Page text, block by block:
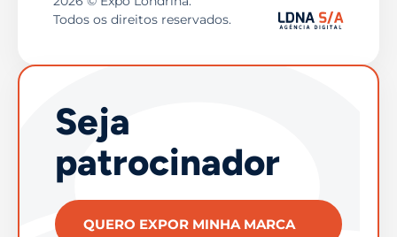
Todos os direitos reservados.
Seja
patrocinador
QUERO EXPOR MINHA MARCA